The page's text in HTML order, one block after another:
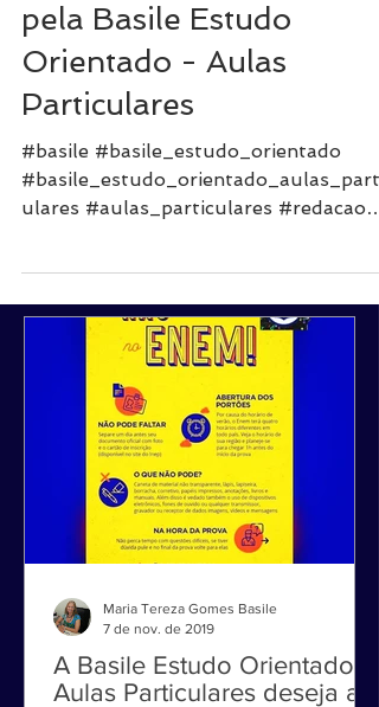
Trabalhos Oferecidos
pela Basile Estudo
Orientado - Aulas
Particulares
#basile #basile_estudo_orientado
Maria Tereza Gomes Basile
7 de nov. de 2019